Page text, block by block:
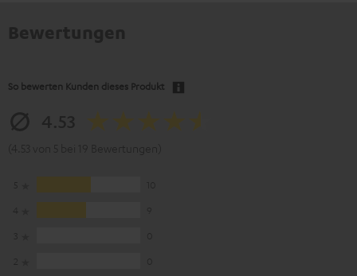
So bewerten Kunden dieses Produkt